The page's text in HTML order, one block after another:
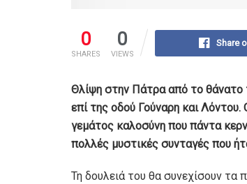
0
SHARES
0
VIEWS
Share
Θλίψη στην Πάτρα από το θάνατο
επί της οδού Γούναρη και
γεμάτος καλοσύνη που πάντα
πολλές μυστικές συνταγές που
Τη δουλειά του θα συνεχίσουν